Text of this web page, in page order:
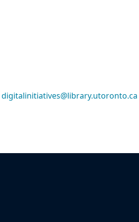
digitalinitiatives@library.utoronto.ca